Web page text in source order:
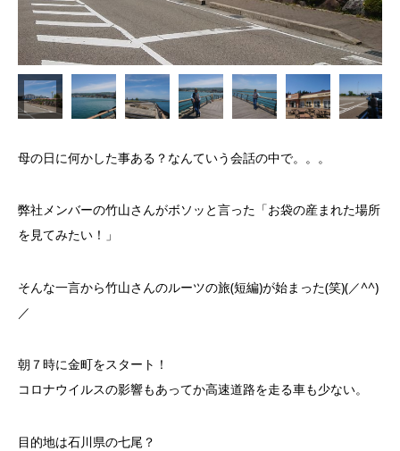
母の日に何かした事ある？なんていう会話の中で。。。
弊社メンバーの竹山さんがボソッと言った「お袋の産まれた場所
を見てみたい！」
そんな一言から竹山さんのルーツの旅(短編)が始まった(笑)(／^^)
／
朝７時に金町をスタート！
コロナウイルスの影響もあってか高速道路を走る車も少ない。
目的地は石川県の七尾？